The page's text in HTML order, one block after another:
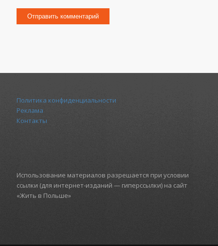
Политика конфиденциальности
Реклама
Контакты
Использование материалов разрешается при условии
ссылки (для интернет-изданий — гиперссылки) на сайт
«Жить в Польше»